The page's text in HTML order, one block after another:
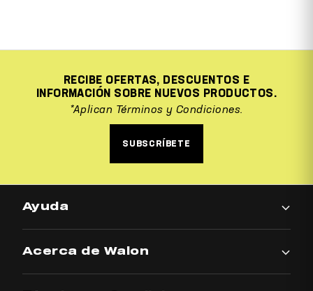
RECIBE OFERTAS, DESCUENTOS E
INFORMACIÓN SOBRE NUEVOS PRODUCTOS.
*Aplican Términos y Condiciones.
SUBSCRÍBETE
Acerca de Walon
Ayuda